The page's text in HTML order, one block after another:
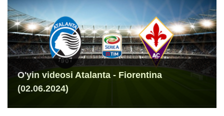
O'yin videosi Atalanta - Fiorentina
(02.06.2024)